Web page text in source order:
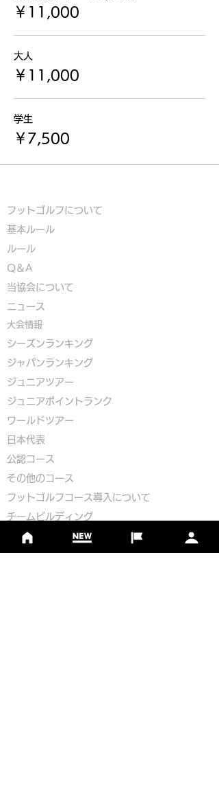
￥11,000
大人
￥11,000
学生
￥7,500
フットゴルフについて
基本ルール
ルール
Q＆A
​当協会について
​ニュース
大会情報
シーズンランキング
ジャパンランキング
ジュニアツアー
ジュニアポイントランク
​ワールドツアー
​​日本代表
公認コース
​その他のコース
​ フットゴルフコース導入について
​チームビルディング
選手登録​
​後援申請